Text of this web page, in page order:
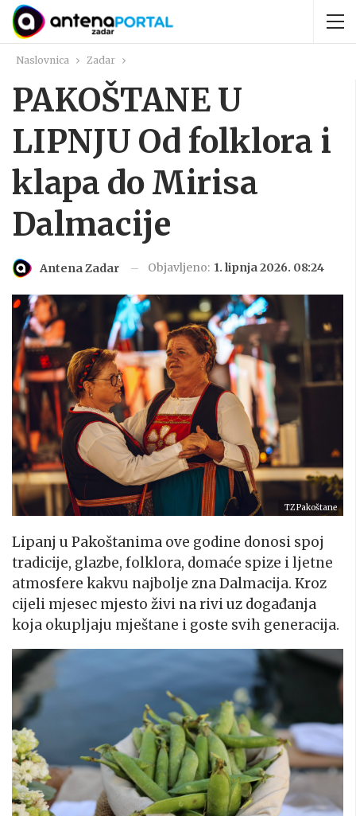
Naslovnica Zadar
PAKOŠTANE U
LIPNJU Od folklora i
klapa do Mirisa
Dalmacije
Antena Zadar Objavljeno: 1. lipnja 2026. 08:24
TZ Pakoštane
Lipanj u Pakoštanima ove godine donosi spoj
tradicije, glazbe, folklora, domaće spize i ljetne
atmosfere kakvu najbolje zna Dalmacija. Kroz
cijeli mjesec mjesto živi na rivi uz događanja
koja okupljaju mještane i goste svih generacija.